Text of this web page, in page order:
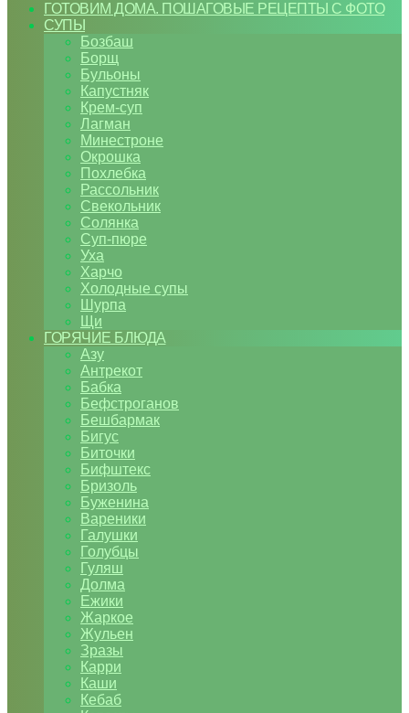
ГОТОВИМ ДОМА. ПОШАГОВЫЕ РЕЦЕПТЫ С ФОТО
СУПЫ
Бозбаш
Борщ
Бульоны
Капустняк
Крем-суп
Лагман
Минестроне
Окрошка
Похлебка
Рассольник
Свекольник
Солянка
Суп-пюре
Уха
Харчо
Холодные супы
Шурпа
Щи
ГОРЯЧИЕ БЛЮДА
Азу
Антрекот
Бабка
Бефстроганов
Бешбармак
Бигус
Биточки
Бифштекс
Бризоль
Буженина
Вареники
Галушки
Голубцы
Гуляш
Долма
Ежики
Жаркое
Жульен
Зразы
Карри
Каши
Кебаб